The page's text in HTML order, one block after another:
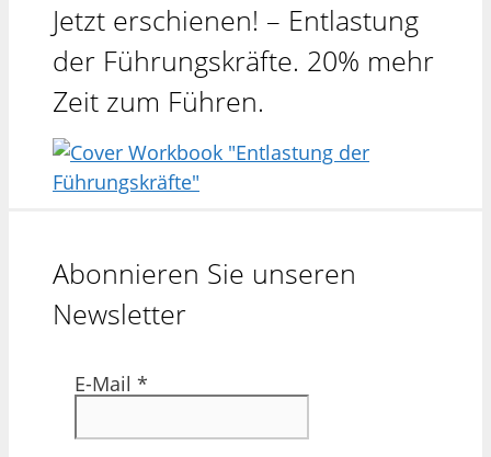
Jetzt erschienen! – Entlastung
der Führungskräfte. 20% mehr
Zeit zum Führen.
Abonnieren Sie unseren
Newsletter
E-Mail *